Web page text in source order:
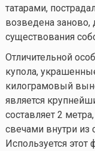
татарами,
возведена
существования
Отличительной
купола,
килограмовый
является
составляет 2
свечами внутри
Используется